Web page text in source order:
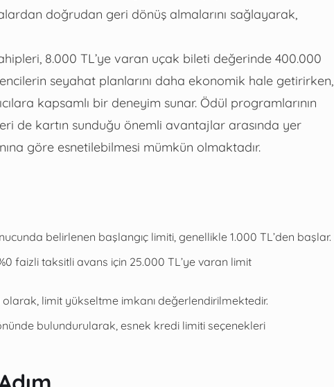
doğrudan geri dönüş almalarını sağlayarak,
8.000 TL’ye varan uçak bileti değerinde 400.000
seyahat planlarını daha ekonomik hale getirirken,
kapsamlı bir deneyim sunar. Ödül programlarının
de kartın sunduğu önemli avantajlar arasında yer
göre esnetilebilmesi mümkün olmaktadır.
belirlenen başlangıç limiti, genellikle 1.000 TL’den başlar.
faizli taksitli avans için 25.000 TL’ye varan limit
limit yükseltme imkanı değerlendirilmektedir.
bulundurularak, esnek kredi limiti seçenekleri